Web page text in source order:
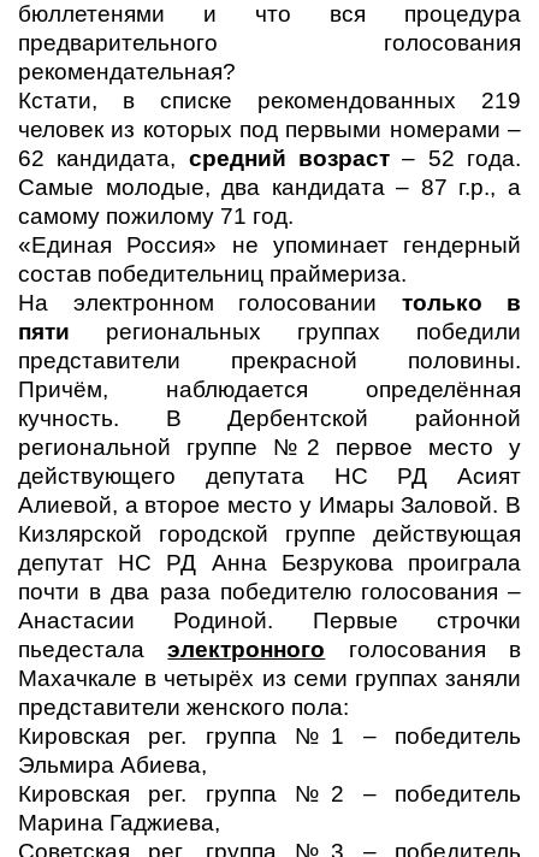
бюллетенями и что вся процедура
предварительного голосования
рекомендательная?
Кстати, в списке рекомендованных 219
человек из которых под первыми номерами –
62 кандидата, средний возраст – 52 года.
Самые молодые, два кандидата – 87 г.р., а
самому пожилому 71 год.
«Единая Россия» не упоминает гендерный
состав победительниц праймериза.
На электронном голосовании только в
пяти региональных группах победили
представители прекрасной половины.
Причём, наблюдается определённая
кучность. В Дербентской районной
региональной группе №2 первое место у
действующего депутата НС РД Асият
Алиевой, а второе место у Имары Заловой. В
Кизлярской городской группе действующая
депутат НС РД Анна Безрукова проиграла
почти в два раза победителю голосования –
Анастасии Родиной. Первые строчки
пьедесталаэлектронного голосования в
Махачкале в четырёх из семи группах заняли
представители женского пола:
Кировская рег. группа №1 – победитель
Эльмира Абиева,
Кировская рег. группа №2 – победитель
Марина Гаджиева,
Советская рег. группа №3 – победитель